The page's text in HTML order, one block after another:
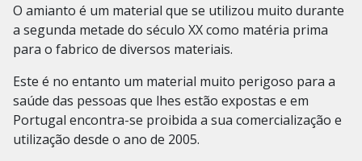
O amianto é um material que se utilizou muito durante
a segunda metade do século XX como matéria prima
para o fabrico de diversos materiais.
Este é no entanto um material muito perigoso para a
saúde das pessoas que lhes estão expostas e em
Portugal encontra-se proibida a sua comercialização e
utilização desde o ano de 2005.